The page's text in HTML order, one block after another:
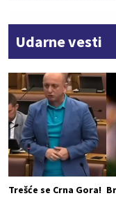
Udarne vesti
Trešće se Crna Gora!